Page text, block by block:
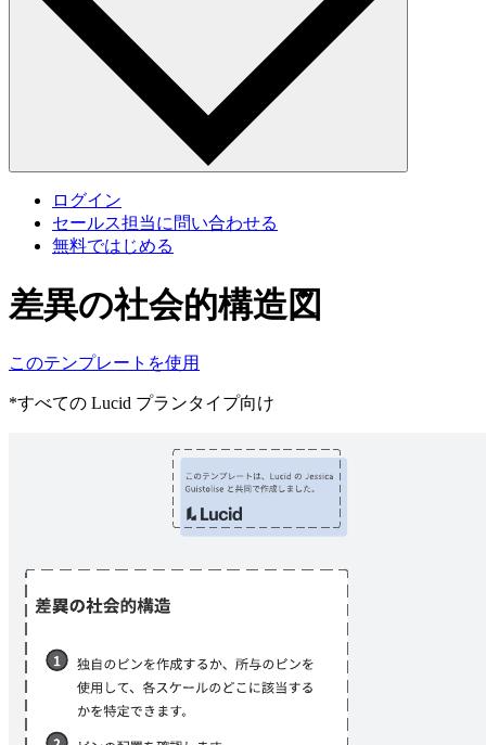
ログイン
セールス担当に問い合わせる
無料ではじめる
差異の社会的構造図
このテンプレートを使用
*すべての Lucid プランタイプ向け